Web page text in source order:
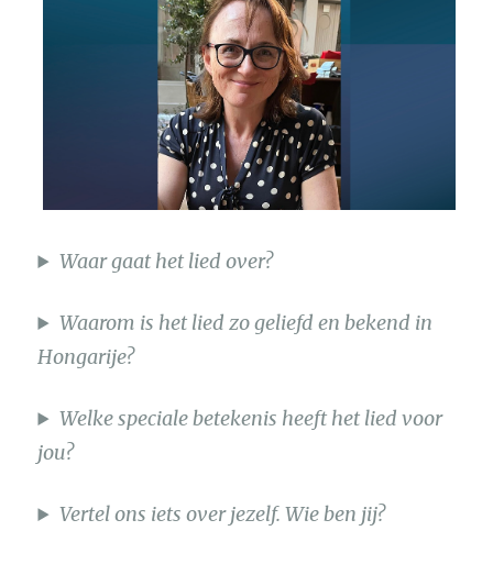
Waar gaat het lied over?
Waarom is het lied zo geliefd en bekend in
Hongarije?
Welke speciale betekenis heeft het lied voor
jou?
Vertel ons iets over jezelf. Wie ben jij?